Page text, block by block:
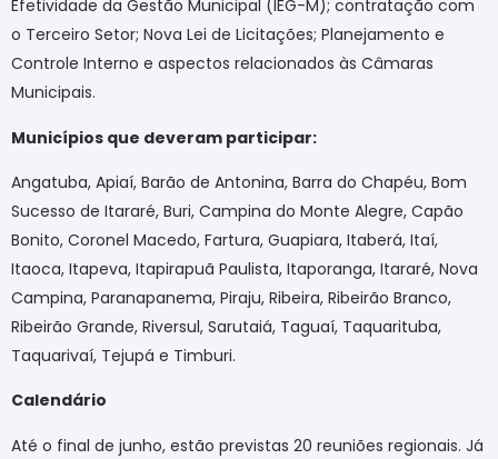
Efetividade da Gestão Municipal (IEG-M); contratação com
o Terceiro Setor; Nova Lei de Licitações; Planejamento e
Controle Interno e aspectos relacionados às Câmaras
Municipais.
Municípios que deveram participar:
Angatuba, Apiaí, Barão de Antonina, Barra do Chapéu, Bom
Sucesso de Itararé, Buri, Campina do Monte Alegre, Capão
Bonito, Coronel Macedo, Fartura, Guapiara, Itaberá, Itaí,
Itaoca, Itapeva, Itapirapuã Paulista, Itaporanga, Itararé, Nova
Campina, Paranapanema, Piraju, Ribeira, Ribeirão Branco,
Ribeirão Grande, Riversul, Sarutaiá, Taguaí, Taquarituba,
Taquarivaí, Tejupá e Timburi.
Calendário
Até o final de junho, estão previstas 20 reuniões regionais. Já